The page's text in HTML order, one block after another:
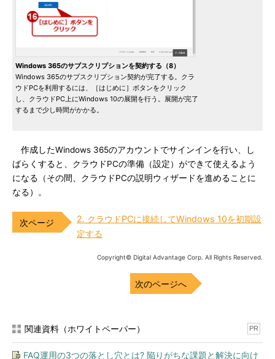
Windows 365のサブスクリプションを契約する（8）
Windows 365のサブスクリプション契約が完了する。クラ
ウドPCを利用するには、［はじめに］ボタンをクリック
し、クラウドPC上にWindows 10の展開を行う。展開が完了
するまで少し時間がかかる。
作成したWindows 365のアカウントでサインインを行い、し
ばらくすると、クラウドPCの準備（設定）ができて使えるよう
になる（その間、クラウドPCの説明ウィザードを進めることに
なる）。
2. クラウドPCに接続してWindows 10を初期設
定する
Copyright© Digital Advantage Corp. All Rights Reserved.
次のページへ
関連資料（ホワイトペーパー） PR
FAQ運用の3つの落とし穴とは? 陥りがちな課題と解決に向け